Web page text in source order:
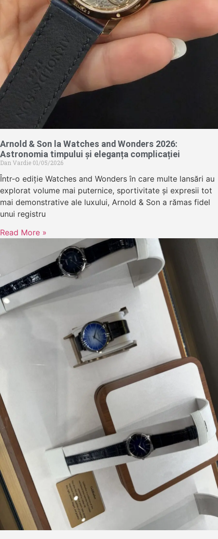
Arnold & Son la Watches and Wonders 2026:
Astronomia timpului și eleganța complicației
Dan Vardie 01/05/2026
Într-o ediție Watches and Wonders în care multe lansări au
explorat volume mai puternice, sportivitate și expresii tot
mai demonstrative ale luxului, Arnold & Son a rămas fidel
unui registru
Read More »